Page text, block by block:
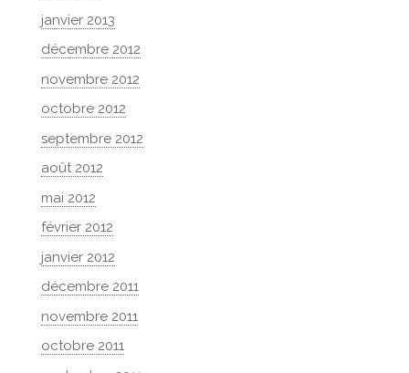
janvier 2013
décembre 2012
novembre 2012
octobre 2012
septembre 2012
août 2012
mai 2012
février 2012
janvier 2012
décembre 2011
novembre 2011
octobre 2011